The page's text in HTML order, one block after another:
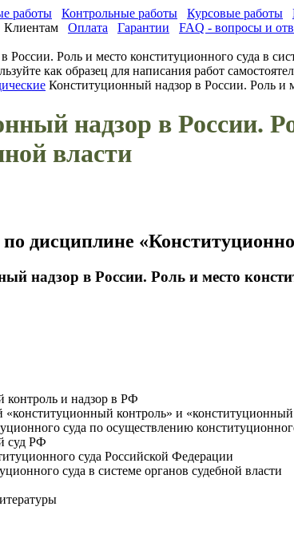
работы Контрольные работы Курсовые работы
Клиентам Оплата Гарантии FAQ - вопросы и
Роль и место конституционного суда в
как образец для написания работ
Конституционный надзор в России. Роль и
надзор в России.
власти
по дисциплине
надзор в России. Роль и место
контроль и надзор в РФ
контроль» и «конституционный
суда по осуществлению
суд РФ
суда Российской Федерации
суда в системе органов судебной власти